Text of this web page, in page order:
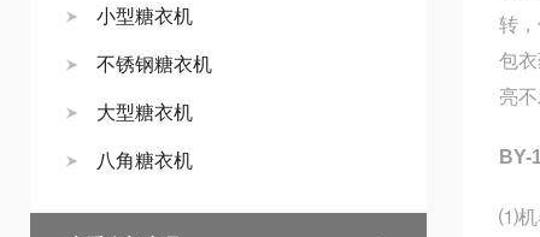
小型糖衣机
不锈钢糖衣机
大型糖衣机
八角糖衣机
转
包
亮
BY-
⑴机